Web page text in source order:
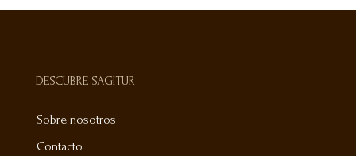
DESCUBRE SAGITUR
Sobre nosotros
Contacto